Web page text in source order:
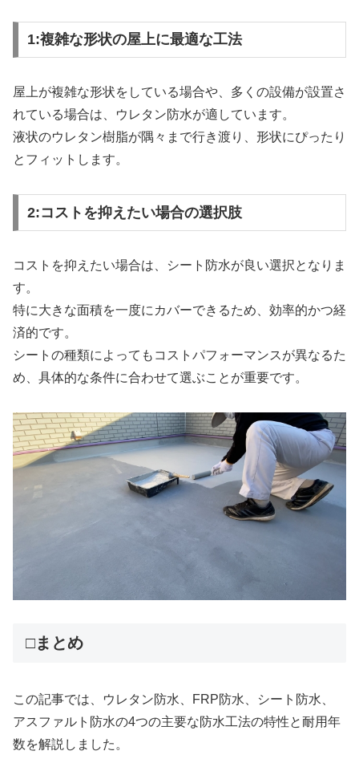
1:複雑な形状の屋上に最適な工法
屋上が複雑な形状をしている場合や、多くの設備が設置さ
れている場合は、ウレタン防水が適しています。
液状のウレタン樹脂が隅々まで行き渡り、形状にぴったり
とフィットします。
2:コストを抑えたい場合の選択肢
コストを抑えたい場合は、シート防水が良い選択となりま
す。
特に大きな面積を一度にカバーできるため、効率的かつ経
済的です。
シートの種類によってもコストパフォーマンスが異なるた
め、具体的な条件に合わせて選ぶことが重要です。
□まとめ
この記事では、ウレタン防水、FRP防水、シート防水、
アスファルト防水の4つの主要な防水工法の特性と耐用年
数を解説しました。